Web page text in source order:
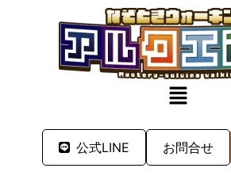
公式LINE お問合せ